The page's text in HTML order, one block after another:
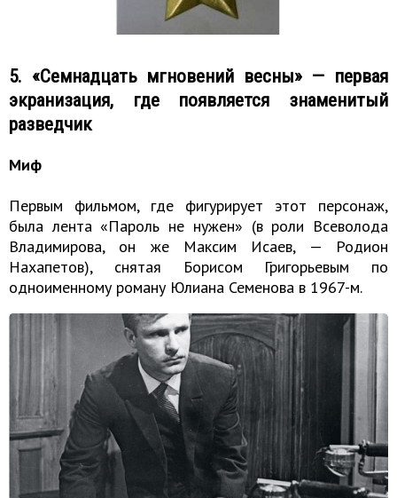
5. «Семнадцать мгновений весны» — первая
экранизация, где появляется знаменитый
разведчик
Миф
Первым фильмом, где фигурирует этот персонаж,
была лента «Пароль не нужен» (в роли Всеволода
Владимирова, он же Максим Исаев, — Родион
Нахапетов), снятая Борисом Григорьевым по
одноименному роману Юлиана Семенова в 1967-м.